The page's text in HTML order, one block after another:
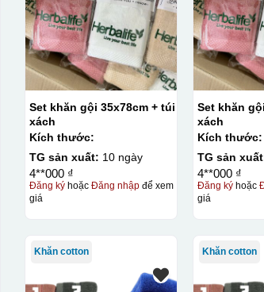
Set khăn gội 35x78cm + túi
xách
Kích thước:
TG sản xuất: 10 ngày
4**000 ₫
Đăng kýhoặc Đăng nhậpđể xem
giá
Set khăn
xách
Kích thước:
TG sản
4**000 ₫
Đăng ký hoặc
giá
Khăn cotton Khăn cotton